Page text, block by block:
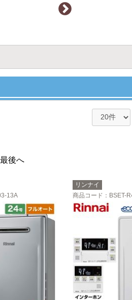
最後へ
13A
リンナイ
商品コード ：BSET-